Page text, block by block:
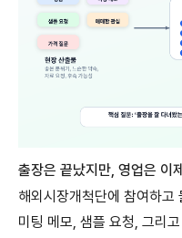
출장은 끝났지만, 영업은 이제
해외시장개척단에 참여하고
미팅 메모, 샘플 요청, 그리